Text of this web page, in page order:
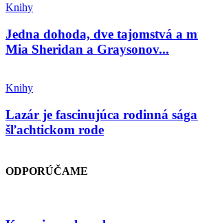
Knihy
Jedna dohoda, dve tajomstvá a
Mia Sheridan a Graysonov...
Knihy
Lazár je fascinujúca rodinná
šľachtickom rode
ODPORÚČAME